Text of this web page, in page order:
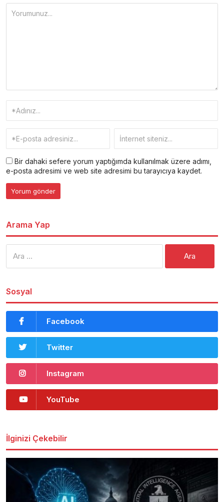
Bir dahaki sefere yorum yaptığımda kullanılmak üzere adımı,
e-posta adresimi ve web site adresimi bu tarayıcıya kaydet.
Arama Yap
Sosyal
Facebook
Twitter
Instagram
YouTube
İlginizi Çekebilir